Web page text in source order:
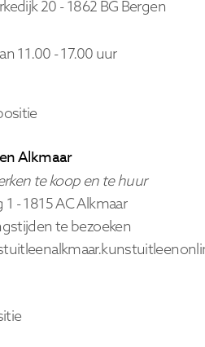
20 - 1862 BG Bergen
11.00 - 17.00 uur
Alkmaar
te koop en te huur
- 1815 AC Alkmaar
te bezoeken